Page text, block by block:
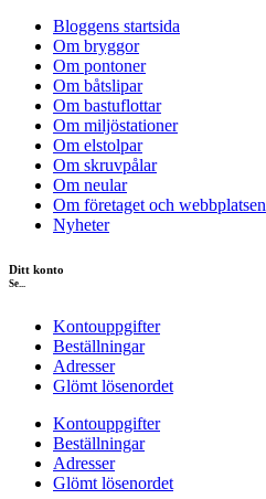
Bloggens startsida
Om bryggor
Om pontoner
Om båtslipar
Om bastuflottar
Om miljöstationer
Om elstolpar
Om skruvpålar
Om neular
Om företaget och webbplatsen
Nyheter
Ditt konto
Se...
Kontouppgifter
Beställningar
Adresser
Glömt lösenordet
Kontouppgifter
Beställningar
Adresser
Glömt lösenordet